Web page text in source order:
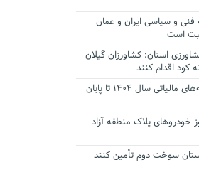
فنی و سیاسی ایران و عمان
است
استان: کشاورزان گیلان
کود اقدام کنند
تمدید مهلت اظهارنامه‌های مالیاتی سال ۱۴۰۴ تا پایان
خودروهای پلاک منطقه آزاد
سوخت دوم تأمین کنند